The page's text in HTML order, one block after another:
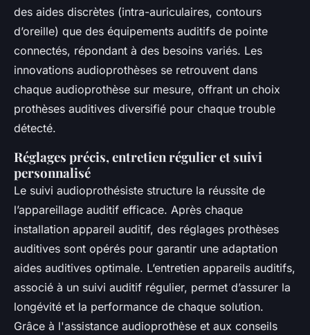
des aides discrètes (intra-auriculaires, contours
d’oreille) que des équipements auditifs de pointe
connectés, répondant à des besoins variés. Les
innovations audioprothèses se retrouvent dans
chaque audioprothèse sur mesure, offrant un choix
prothèses auditives diversifié pour chaque trouble
détecté.
Réglages précis, entretien régulier et suivi
personnalisé
Le suivi audioprothésiste structure la réussite de
l’appareillage auditif efficace. Après chaque
installation appareil auditif, des réglages prothèses
auditives sont opérés pour garantir une adaptation
aides auditives optimale. L’entretien appareils auditifs,
associé à un suivi auditif régulier, permet d’assurer la
longévité et la performance de chaque solution.
Grâce à l'assistance audioprothèse et aux conseils